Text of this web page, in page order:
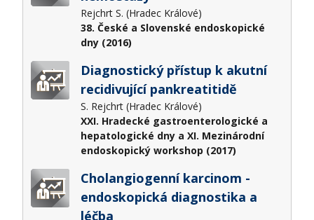
Rejchrt S. (Hradec Králové)
38. České a Slovenské endoskopické
dny (2016)
Diagnostický přístup k akutní
recidivující pankreatitidě
S. Rejchrt (Hradec Králové)
XXI. Hradecké gastroenterologické a
hepatologické dny a XI. Mezinárodní
endoskopický workshop (2017)
Cholangiogenní karcinom -
endoskopická diagnostika a
léčba